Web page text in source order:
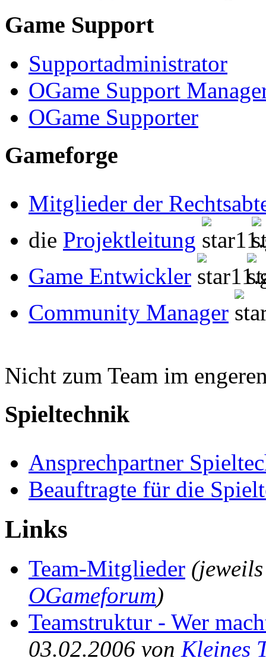
Game Support
Supportadministrator
OGame Support
OGame Supporter
Gameforge
Mitglieder der
die Projektleitung
Game Entwickler
Community Manager
Nicht zum Team im
Spieltechnik
Ansprechpartner
Beauftragte für die
Links
Team-Mitglieder
OGameforum)
Teamstruktur - Wer
03.02.2006 von Kleines